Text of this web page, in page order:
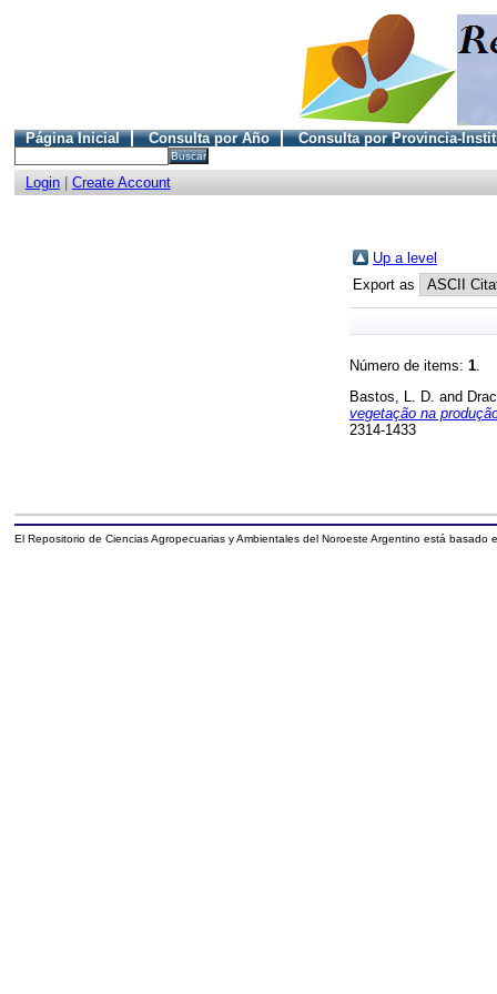
Página Inicial Consulta por Año Consulta por Provincia-
Login| Create Account
Up a level
Export as
Número de items: 1
Bastos, L. D. and
vegetação na
2314-1433
El Repositorio de Ciencias Agropecuarias y Ambientales del Noroeste Argentino está basado